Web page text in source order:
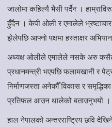
जालोमा कहिल्यै भैसी पर्दैन ।
हुँदैन । केपी ओली र एमालेले भ्रष्टाचार
झेलेपछि आफ्नो पक्षमा हस्ताक्षर
अध्यक्ष ओलीले एमालेले नसके अरु
प्रधानमन्त्री भएपछि फलामखानी र
निर्माणजस्ता अनेकौँ विकास र
प्रतिफल आउन थालेको बताउनुभयो ।
हाल नेपालको अन्तरराष्ट्रिय छवि